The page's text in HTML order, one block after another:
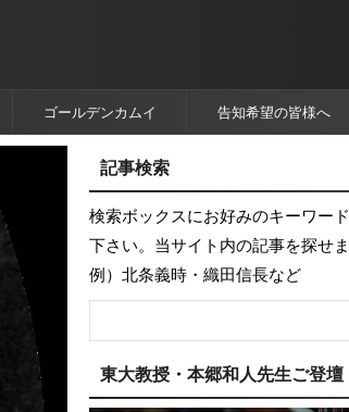
ゴールデンカムイ 告知希望の皆様へ
記事検索
検索ボックスにお好みのキーワー
下さい。当サイト内の記事を探せま
例）北条義時・織田信長など
東大教授・本郷和人先生ご登壇